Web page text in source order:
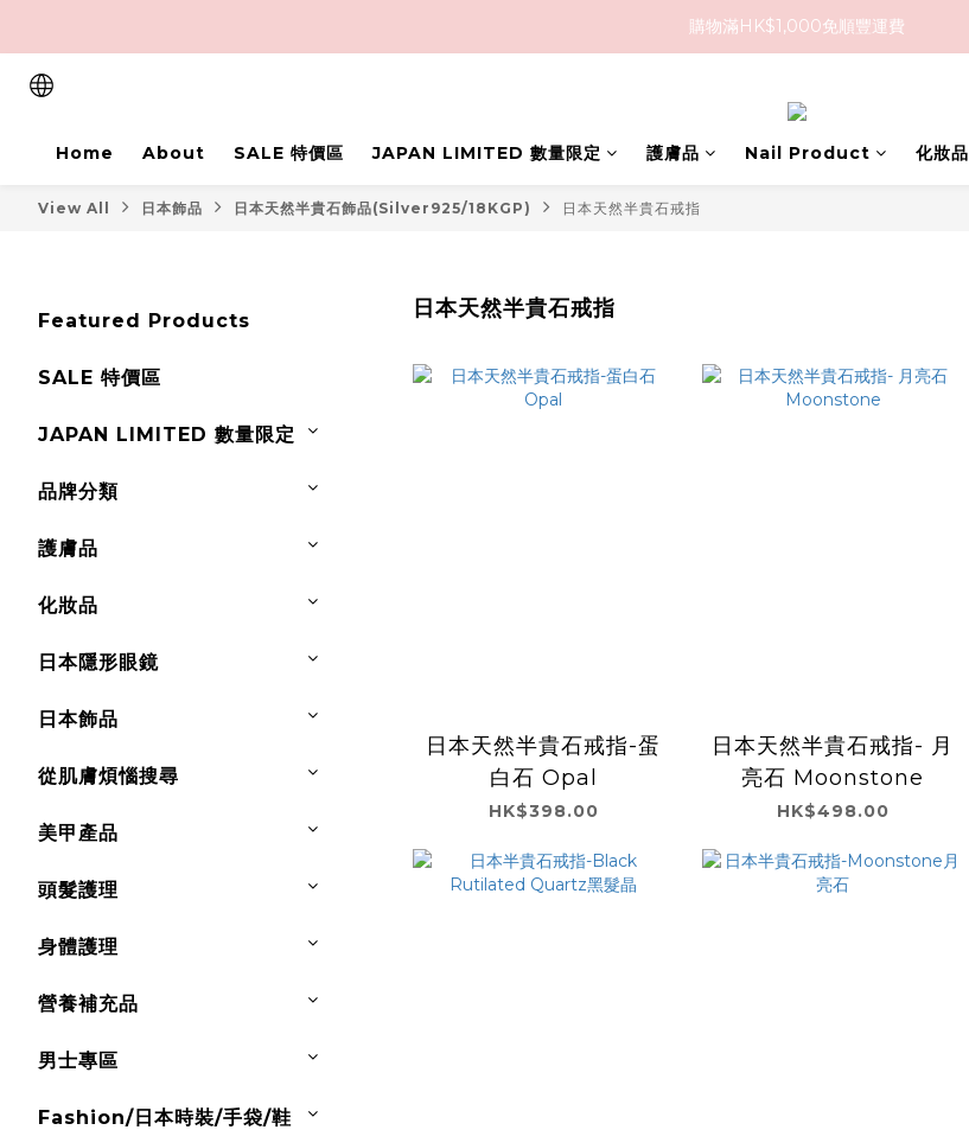
購物滿HK$1,000免順豐運費
購物滿HK$1,000免順豐運費
Home
About SALE 特價區 JAPAN LIMITED 數量限定 護膚品 Nail Product 化妝品
View All 日本飾品 日本天然半貴石飾品(Silver925/18KGP) 日本天然半貴石戒指
Featured Products
SALE 特價區
JAPAN LIMITED 數量限定
品牌分類
護膚品
化妝品
日本隱形眼鏡
日本飾品
從肌膚煩惱搜尋
美甲產品
頭髮護理
身體護理
營養補充品
男士專區
Fashion/日本時裝/手袋/鞋
日本天然半貴石戒指
日本天然半貴石戒指-蛋
白石 Opal
HK$398.00
日本天然半貴石戒指- 月
亮石 Moonstone
HK$498.00